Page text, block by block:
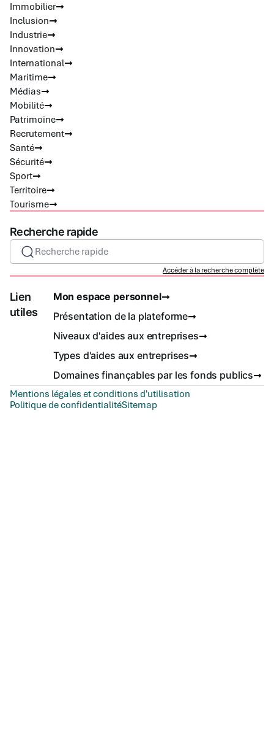
Immobilier
Inclusion
Industrie
Innovation
International
Maritime
Médias
Mobilité
Patrimoine
Recrutement
Santé
Sécurité
Sport
Territoire
Tourisme
Recherche rapide
Recherche rapide
Accéder à la recherche complète
Lien
utiles
Mon espace personnel
Présentation de la plateforme
Niveaux d'aides aux entreprises
Types d'aides aux entreprises
Domaines finançables par les fonds publics
Mentions légales et conditions d'utilisation
Politique de confidentialitéSitemap